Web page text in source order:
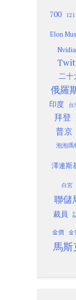
700
Elon
Nvidia
二十
俄羅
印度
台
拜登
普京
泡泡瑪
澤連斯
白宮
聯儲
裁員
金價 金
馬斯